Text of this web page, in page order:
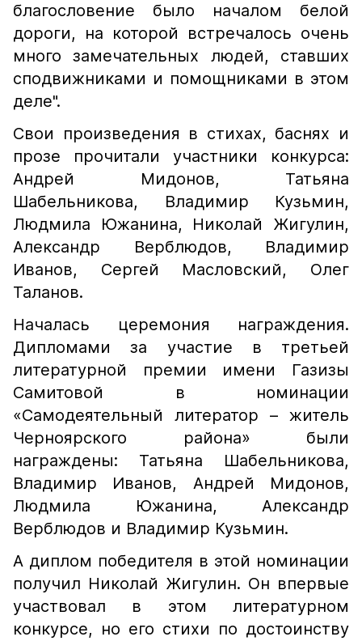
благословение было началом белой
дороги, на которой встречалось очень
много замечательных людей, ставших
сподвижниками и помощниками в этом
деле".
Свои произведения в стихах, баснях и
прозе прочитали участники конкурса:
Андрей Мидонов, Татьяна
Шабельникова, Владимир Кузьмин,
Людмила Южанина, Николай Жигулин,
Александр Верблюдов, Владимир
Иванов, Сергей Масловский, Олег
Таланов.
Началась церемония награждения.
Дипломами за участие в третьей
литературной премии имени Газизы
Самитовой в номинации
«Самодеятельный литератор – житель
Черноярского района» были
награждены: Татьяна Шабельникова,
Владимир Иванов, Андрей Мидонов,
Людмила Южанина, Александр
Верблюдов и Владимир Кузьмин.
А диплом победителя в этой номинации
получил Николай Жигулин. Он впервые
участвовал в этом литературном
конкурсе, но его стихи по достоинству